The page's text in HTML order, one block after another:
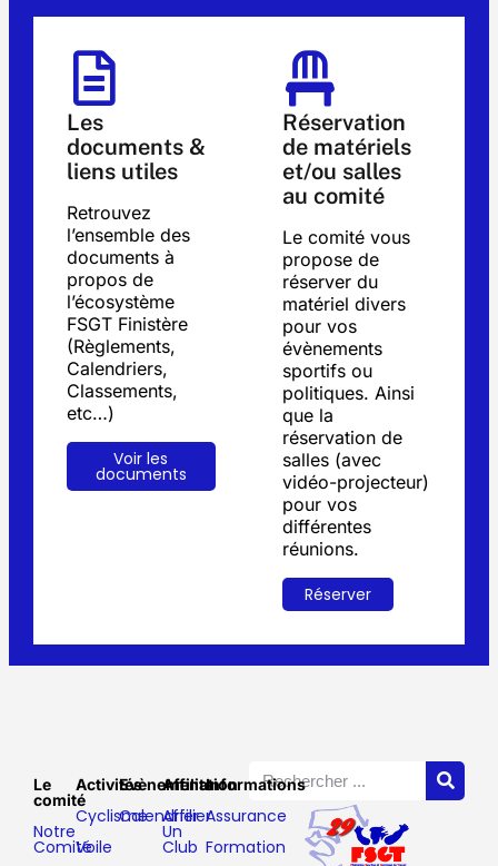
Les
documents &
liens utiles
Retrouvez
l’ensemble des
documents à
propos de
l’écosystème
FSGT Finistère
(Règlements,
Calendriers,
Classements,
etc…)
Voir les
documents
Réservation
de matériels
et/ou salles
au comité
Le comité vous
propose de
réserver du
matériel divers
pour vos
évènements
sportifs ou
politiques. Ainsi
que la
réservation de
salles (avec
vidéo-projecteur)
pour vos
différentes
réunions.
Réserver
Le
comité
Notre
Comité
Activités
Cyclisme
Voile
Evènements
Calendrier
Affiliation
Affilier
Un
Club
Informations
Assurance
Formation